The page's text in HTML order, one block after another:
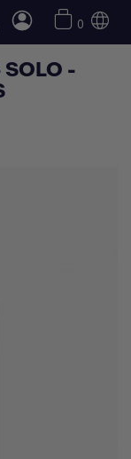
0
SOLO -